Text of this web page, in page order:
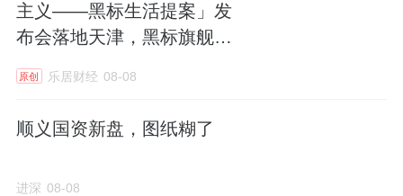
主义——黑标生活提案」发
布会落地天津，黑标旗舰店
原创 乐居财经 08-08
顺义国资新盘，图纸糊了
进深 08-08